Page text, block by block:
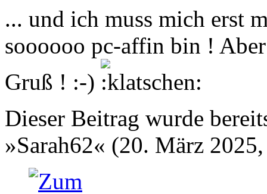
... und ich muss mich erst
soooooo pc-affin bin !
Gruß ! :-)
Dieser Beitrag wurde
»Sarah62« (20. März